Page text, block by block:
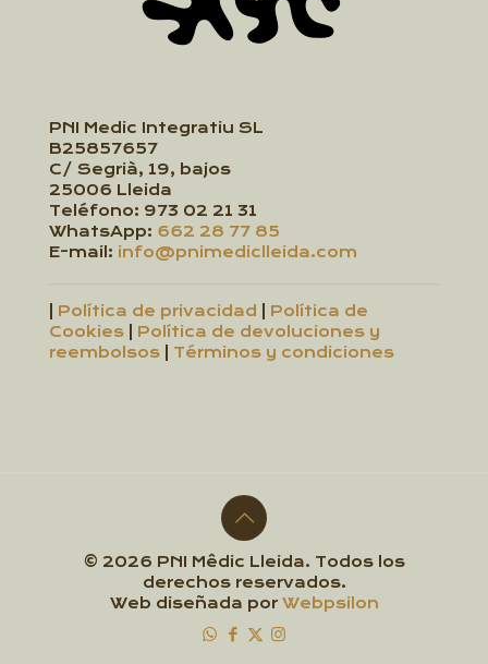
PNI Medic Integratiu SL
B25857657
C/ Segrià, 19, bajos
25006 Lleida
Teléfono: 973 02 21 31
WhatsApp: 662 28 77 85
E-mail: info@pnimediclleida.com
Política de privacidad
Política de
Cookies
Política de devoluciones y
reembolsos
Términos y condiciones
© 2026 PNI Mêdic Lleida. Todos los
derechos reservados.
Web diseñada por Webpsilon